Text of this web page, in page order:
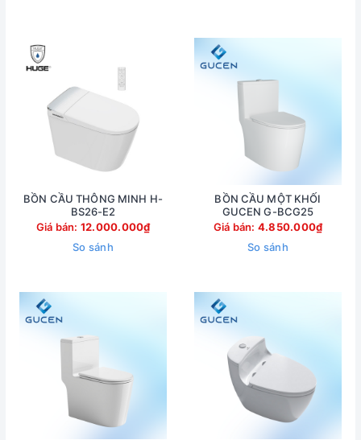
BỒN CẦU THÔNG MINH H-
BS26-E2
Giá bán: 12.000.000₫
So sánh
BỒN CẦU MỘT KHỐI
GUCEN G-BCG25
Giá bán: 4.850.000₫
So sánh